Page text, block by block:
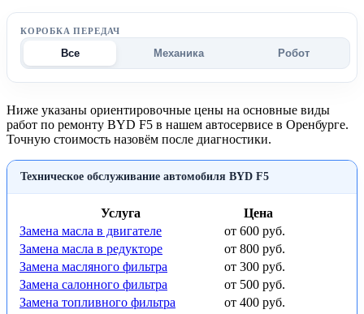
КОРОБКА ПЕРЕДАЧ
Все Механика Робот
Ниже указаны ориентировочные цены на основные виды
работ по ремонту BYD F5 в нашем автосервисе в Оренбурге.
Точную стоимость назовём после диагностики.
Техническое обслуживание автомобиля BYD F5
Услуга
Цена
Замена масла в двигателе
от 600 руб.
Замена масла в редукторе
от 800 руб.
Замена масляного фильтра
от 300 руб.
Замена салонного фильтра
от 500 руб.
Замена топливного фильтра
от 400 руб.